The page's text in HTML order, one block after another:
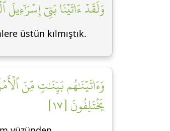
وَلَقَدۡ ءَاتَيۡنَا بَنِيٓ
üstün kılmıştık.
وَءَاتَيۡنَٰهُم بَيِّنَٰتٖ مِّنَ
يَخۡتَلِفُونَ [١٧]